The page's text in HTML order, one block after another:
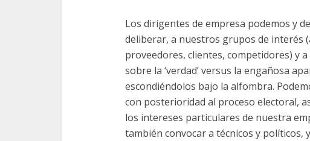
Los dirigentes de empresa podemos y
deliberar, a nuestros grupos de interés
proveedores, clientes, competidores) y
sobre la ‘verdad’ versus la engañosa
escondiéndolos bajo la alfombra.
con posterioridad al proceso electoral,
los intereses particulares de nuestra
también convocar a técnicos y políticos,